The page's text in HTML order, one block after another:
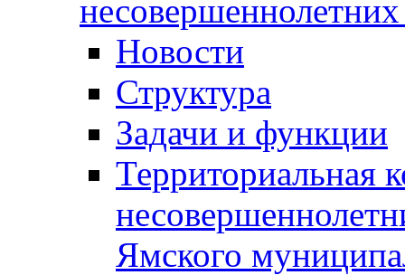
Новости
Структура
Задачи и функции
Территориальная
Ямского